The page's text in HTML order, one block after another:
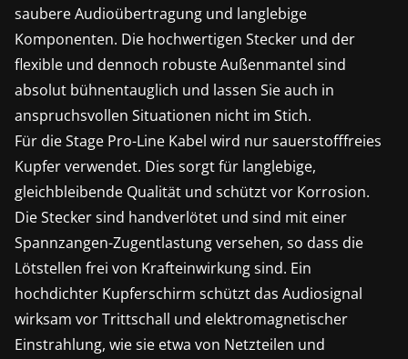
saubere Audioübertragung und langlebige
Komponenten. Die hochwertigen Stecker und der
flexible und dennoch robuste Außenmantel sind
absolut bühnentauglich und lassen Sie auch in
anspruchsvollen Situationen nicht im Stich.
Für die Stage Pro-Line Kabel wird nur sauerstofffreies
Kupfer verwendet. Dies sorgt für langlebige,
gleichbleibende Qualität und schützt vor Korrosion.
Die Stecker sind handverlötet und sind mit einer
Spannzangen-Zugentlastung versehen, so dass die
Lötstellen frei von Krafteinwirkung sind. Ein
hochdichter Kupferschirm schützt das Audiosignal
wirksam vor Trittschall und elektromagnetischer
Einstrahlung, wie sie etwa von Netzteilen und